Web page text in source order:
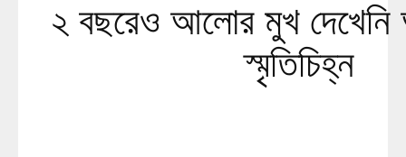
২ বছরেও আলোর মুখ
স্মৃতিচিহ্ন